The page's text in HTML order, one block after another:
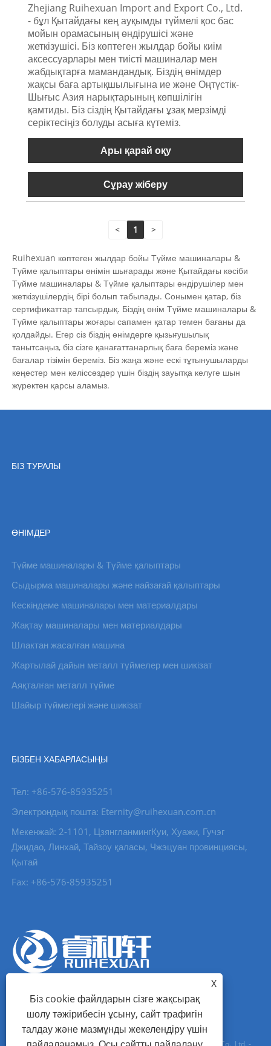
Zhejiang Ruihexuan Import and Export Co., Ltd.
- бұл Қытайдағы кең ауқымды түймелі қос бас
мойын орамасының өндірушісі және
жеткізушісі. Біз көптеген жылдар бойы киім
аксессуарлары мен тиісті машиналар мен
жабдықтарға мамандандық. Біздің өнімдер
жақсы баға артықшылығына ие және Оңтүстік-
Шығыс Азия нарықтарының көпшілігін
қамтиды. Біз сіздің Қытайдағы ұзақ мерзімді
серіктесіңіз болуды асыға күтеміз.
Ары қарай оқу
Сұрау жіберу
< 1 >
Ruihexuan көптеген жылдар бойы Түйме машиналары &
Түйме қалыптары өнімін шығарады және Қытайдағы кәсіби
Түйме машиналары & Түйме қалыптары өндірушілер мен
жеткізушілердің бірі болып табылады. Сонымен қатар, біз
сертификаттар тапсырдық. Біздің өнім Түйме машиналары &
Түйме қалыптары жоғары сапамен қатар төмен бағаны да
қолдайды. Егер сіз біздің өнімдерге қызығушылық
танытсаңыз, біз сізге қанағаттанарлық баға береміз және
бағалар тізімін береміз. Біз жаңа және ескі тұтынушыларды
кеңестер мен келіссөздер үшін біздің зауытқа келуге шын
жүректен қарсы аламыз.
БІЗ ТУРАЛЫ
ӨНІМДЕР
Түйме машиналары & Түйме қалыптары
Сыдырма машиналары және найзағай қалыптары
Кескіндеме машиналары мен материалдары
Жақтау машиналары мен материалдары
Шлактан жасалған машина
Жартылай дайын металл түймелер мен шикізат
Аяқталған металл түйме
Шайыр түймелері және шикізат
БІЗБЕН ХАБАРЛАСЫҢЫ
Тел: +86-576-85935251
Электрондық пошта: Eternity@ruihexuan.com.cn
Мекенжай: 2-1101, ЦзянгланмингКуи, Хуажи, Гучэг
Джидао, Линхай, Тайзоу қаласы, Чжэцуан провинциясы,
Қытай
Fax: +86-576-85935251
X
Біз cookie файлдарын сізге жақсырақ
шолу тәжірибесін ұсыну, сайт трафигін
талдау және мазмұнды жекелендіру үшін